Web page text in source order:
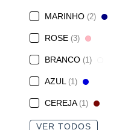
MARINHO (2)
ROSE (3)
BRANCO (1)
AZUL (1)
CEREJA (1)
VER TODOS